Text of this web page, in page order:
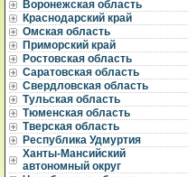
Воронежская область
Краснодарский край
Омская область
Приморский край
Ростовская область
Саратовская область
Свердловская область
Тульская область
Тюменская область
Тверская область
Республика Удмуртия
Ханты-Мансийский
автономный округ